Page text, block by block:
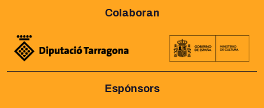
Colaboran
Espónsors